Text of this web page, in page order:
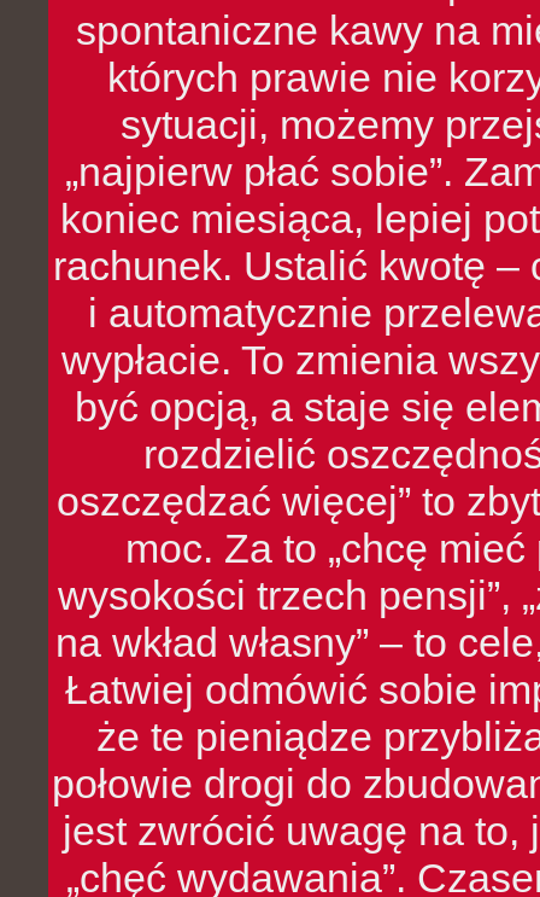
spontaniczne kawy na
których prawie nie
sytuacji, możemy
„najpierw płać sobie”.
koniec miesiąca, lepiej
rachunek. Ustalić kwotę
i automatycznie
wypłacie. To zmienia
być opcją, a staje się
rozdzielić
oszczędzać więcej” to
moc. Za to „chcę
wysokości trzech pensji”,
na wkład własny” – to
Łatwiej odmówić sobie
że te pieniądze
połowie drogi do
jest zwrócić uwagę na to,
„chęć wydawania”.